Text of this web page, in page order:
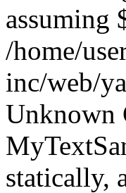
assuming
/home/
inc/web/
Unknown
statically,